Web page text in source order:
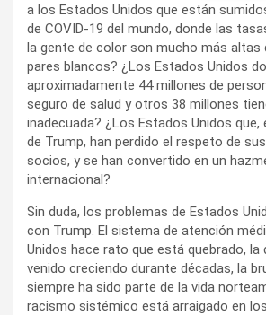
a los Estados Unidos que están
de COVID-19 del mundo, donde las
la gente de color son mucho más altas
pares blancos? ¿Los Estados Unidos
aproximadamente 44 millones de
seguro de salud y otros 38 millones
inadecuada? ¿Los Estados Unidos que,
de Trump, han perdido el respeto de
socios, y se han convertido en un
internacional?
Sin duda, los problemas de Estados
con Trump. El sistema de atención
Unidos hace rato que está quebrado, la
venido creciendo durante décadas, la
siempre ha sido parte de la vida
racismo sistémico está arraigado en